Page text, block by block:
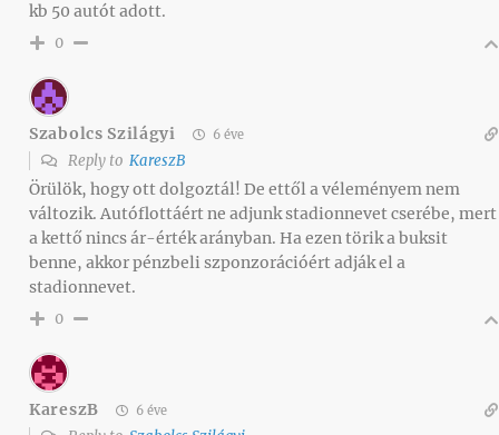
kb 50 autót adott.
0
Szabolcs Szilágyi 6 éve
Reply to KareszB
Örülök, hogy ott dolgoztál! De ettől a véleményem nem
változik. Autóflottáért ne adjunk stadionnevet cserébe, mert
a kettő nincs ár-érték arányban. Ha ezen törik a buksit
benne, akkor pénzbeli szponzorációért adják el a
stadionnevet.
0
KareszB 6 éve